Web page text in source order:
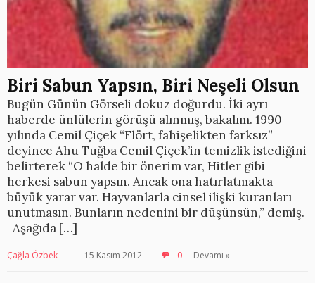
Biri Sabun Yapsın, Biri Neşeli Olsun
Bugün Günün Görseli dokuz doğurdu. İki ayrı
haberde ünlülerin görüşü alınmış, bakalım. 1990
yılında Cemil Çiçek “Flört, fahişelikten farksız”
deyince Ahu Tuğba Cemil Çiçek’in temizlik istediğini
belirterek “O halde bir önerim var, Hitler gibi
herkesi sabun yapsın. Ancak ona hatırlatmakta
büyük yarar var. Hayvanlarla cinsel ilişki kuranları
unutmasın. Bunların nedenini bir düşünsün,” demiş.
Aşağıda […]
Çağla Özbek 15 Kasım 2012 0 Devamı »